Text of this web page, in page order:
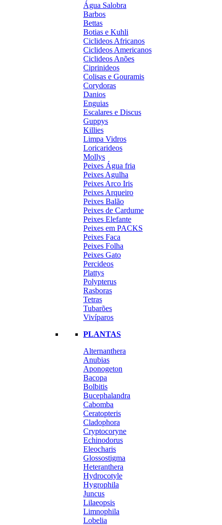
Água Salobra
Barbos
Bettas
Botias e Kuhli
Ciclideos Africanos
Ciclideos Americanos
Ciclideos Anões
Ciprinideos
Colisas e Gouramis
Corydoras
Danios
Enguias
Escalares e Discus
Guppys
Killies
Limpa Vidros
Loricarideos
Mollys
Peixes Água fria
Peixes Agulha
Peixes Arco Iris
Peixes Arqueiro
Peixes Balão
Peixes de Cardume
Peixes Elefante
Peixes em PACKS
Peixes Faca
Peixes Folha
Peixes Gato
Percideos
Plattys
Polypterus
Rasboras
Tetras
Tubarões
Vivíparos
PLANTAS
Alternanthera
Anubias
Aponogeton
Bacopa
Bolbitis
Bucephalandra
Cabomba
Ceratopteris
Cladophora
Cryptocoryne
Echinodorus
Eleocharis
Glossostigma
Heteranthera
Hydrocotyle
Hygrophila
Juncus
Lilaeopsis
Limnophila
Lobelia